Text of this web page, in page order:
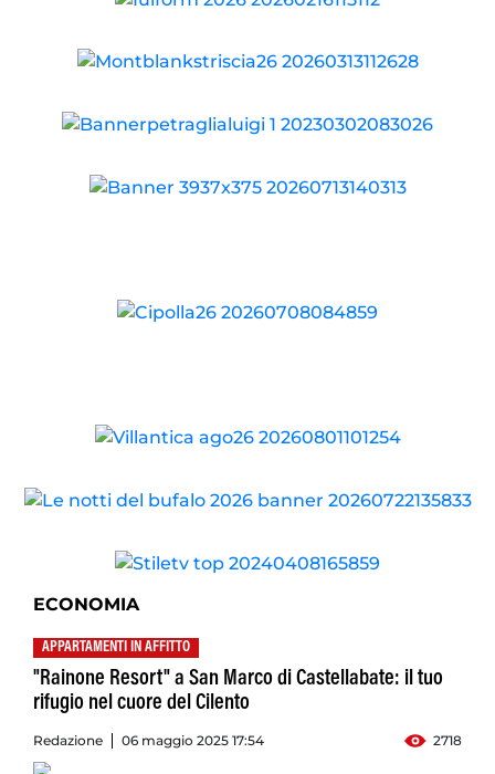
ECONOMIA
APPARTAMENTI IN AFFITTO
"Rainone Resort" a San Marco di Castellabate: il tuo
rifugio nel cuore del Cilento
Redazione 06 maggio 2025 17:54 2718